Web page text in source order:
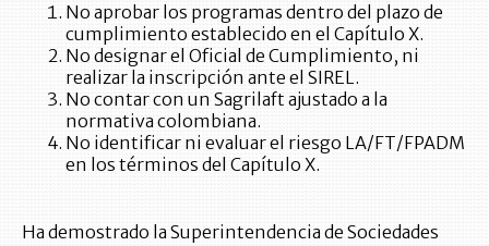
No aprobar los programas dentro del plazo de
cumplimiento establecido en el Capítulo X.
No designar el Oficial de Cumplimiento, ni
realizar la inscripción ante el SIREL.
No contar con un Sagrilaft ajustado a la
normativa colombiana.
No identificar ni evaluar el riesgo LA/FT/FPADM
en los términos del Capítulo X.
Ha demostrado la Superintendencia de Sociedades